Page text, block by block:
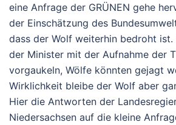
eine Anfrage der GRÜNEN gehe
der Einschätzung des
dass der Wolf weiterhin bedroht
der Minister mit der Aufnahme der
vorgaukeln, Wölfe könnten gejagt
Wirklichkeit bleibe der Wolf aber
Hier die Antworten der
Niedersachsen auf die kleine